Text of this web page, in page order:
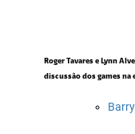
Roger Tavares e Lynn
discussão dos games na